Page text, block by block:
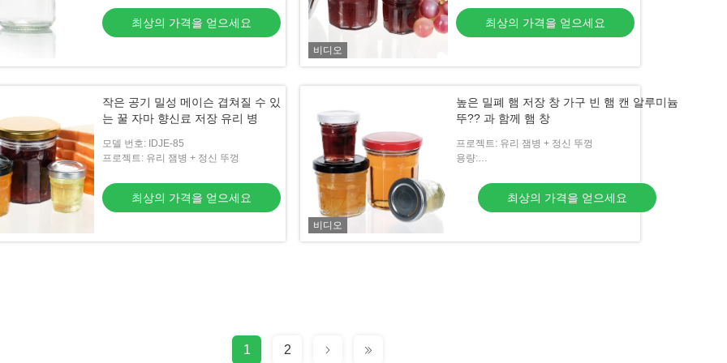
최상의 가격을 얻으세요
비디오
최상의 가격을 얻으세요
작은 공기 밀성 메이슨 겹쳐질 수 있
는 꿀 자마 향신료 저장 유리 병
모델 번호: IDJE-85
프로젝트: 유리 잼병 + 정신 뚜껑
최상의 가격을 얻으세요
비디오
높은 밀폐 햄 저장 창 가구 빈 햄 캔 알루미늄
뚜?? 과 함께 햄 창
프로젝트: 유리 잼병 + 정신 뚜껑
용량:
최상의 가격을 얻으세요
1 2